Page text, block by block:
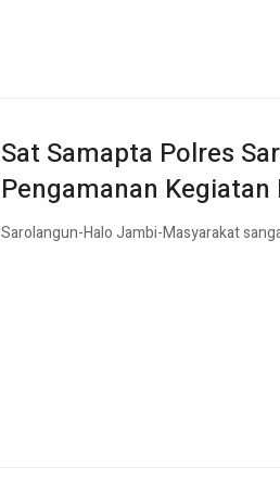
Sat Samapta Polres
Pengamanan
Sarolangun-Halo Jambi-Masyarakat